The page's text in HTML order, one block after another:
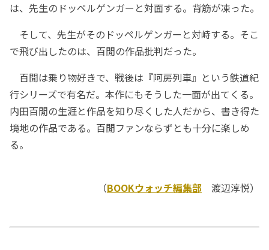
は、先生のドッペルゲンガーと対面する。背筋が凍った。
そして、先生がそのドッペルゲンガーと対峙する。そこ
で飛び出したのは、百閒の作品批判だった。
百閒は乗り物好きで、戦後は『阿房列車』という鉄道紀
行シリーズで有名だ。本作にもそうした一面が出てくる。
内田百閒の生涯と作品を知り尽くした人だから、書き得た
境地の作品である。百閒ファンならずとも十分に楽しめ
る。
（BOOKウォッチ編集部 渡辺淳悦）